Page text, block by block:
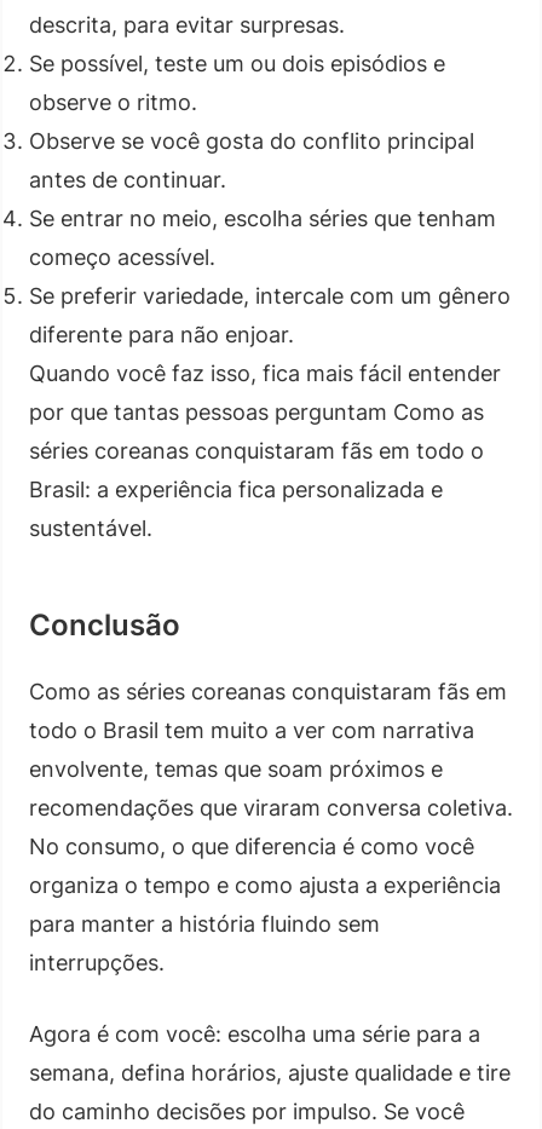
descrita, para evitar surpresas.
Se possível, teste um ou dois episódios e
observe o ritmo.
Observe se você gosta do conflito principal
antes de continuar.
Se entrar no meio, escolha séries que tenham
começo acessível.
Se preferir variedade, intercale com um gênero
diferente para não enjoar.
Quando você faz isso, fica mais fácil entender
por que tantas pessoas perguntam Como as
séries coreanas conquistaram fãs em todo o
Brasil: a experiência fica personalizada e
sustentável.
Conclusão
Como as séries coreanas conquistaram fãs em
todo o Brasil tem muito a ver com narrativa
envolvente, temas que soam próximos e
recomendações que viraram conversa coletiva.
No consumo, o que diferencia é como você
organiza o tempo e como ajusta a experiência
para manter a história fluindo sem
interrupções.
Agora é com você: escolha uma série para a
semana, defina horários, ajuste qualidade e tire
do caminho decisões por impulso. Se você